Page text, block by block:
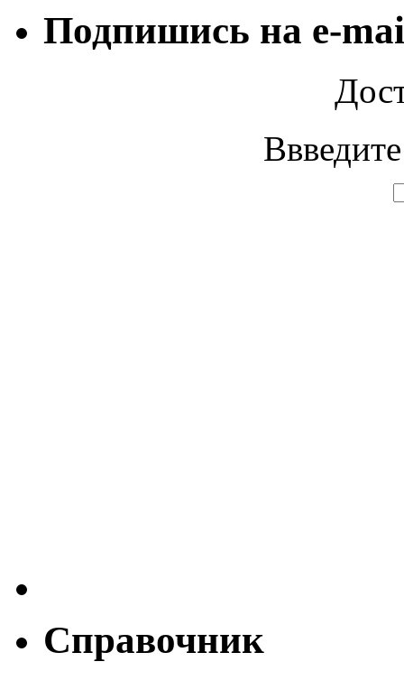
Подпишись на e-
Справочник